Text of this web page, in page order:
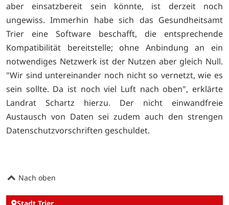
aber einsatzbereit sein könnte, ist derzeit noch
ungewiss. Immerhin habe sich das Gesundheitsamt
Trier eine Software beschafft, die entsprechende
Kompatibilität bereitstelle; ohne Anbindung an ein
notwendiges Netzwerk ist der Nutzen aber gleich Null.
"Wir sind untereinander noch nicht so vernetzt, wie es
sein sollte. Da ist noch viel Luft nach oben", erklärte
Landrat Schartz hierzu. Der nicht einwandfreie
Austausch von Daten sei zudem auch den strengen
Datenschutzvorschriften geschuldet.
Nach oben